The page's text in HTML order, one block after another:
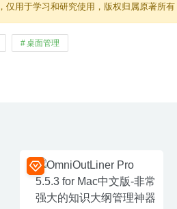
仅用于学习和研究使用，版权归属原著所
桌面管理